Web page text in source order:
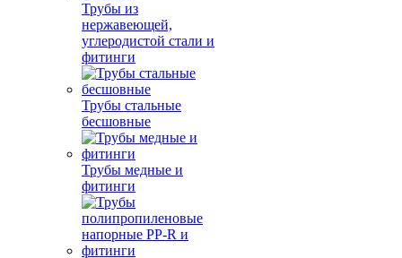
Трубы из
нержавеющей,
углеродистой стали и
фитинги
Трубы стальные
бесшовные
Трубы медные и
фитинги